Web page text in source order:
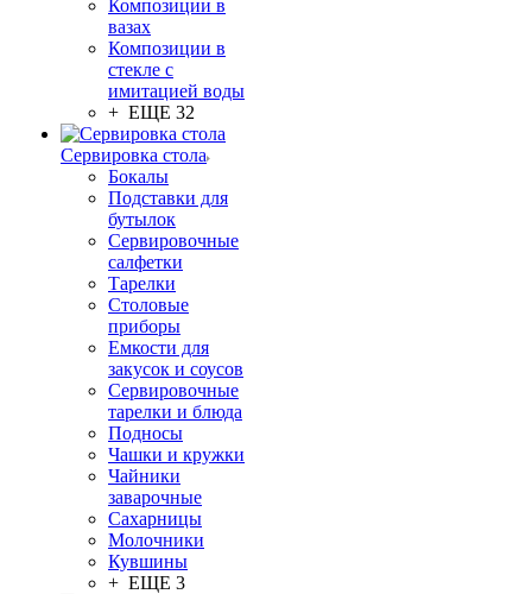
Композиции в
вазах
Композиции в
стекле с
имитацией воды
+ ЕЩЕ 32
Сервировка стола
Бокалы
Подставки для
бутылок
Сервировочные
салфетки
Тарелки
Столовые
приборы
Емкости для
закусок и соусов
Сервировочные
тарелки и блюда
Подносы
Чашки и кружки
Чайники
заварочные
Сахарницы
Молочники
Кувшины
+ ЕЩЕ 3